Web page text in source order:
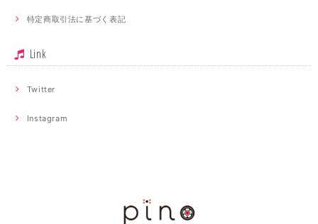
特定商取引法に基づく表記
Link
Twitter
Instagram